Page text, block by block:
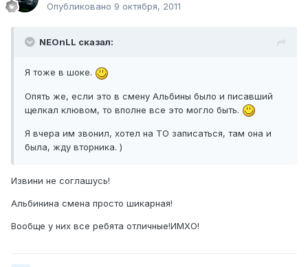
Опубликовано 9 октября, 2011
NEOnLL сказал:
Я тоже в шоке.
Опять же, если это в смену Альбины было и писавший
щелкал клювом, то вполне все это могло быть.
Я вчера им звонил, хотел на ТО записаться, там она и
была, жду вторника. )
Извини не соглашусь!
Альбинина смена просто шикарная!
Вообще у них все ребята отличные!ИМХО!